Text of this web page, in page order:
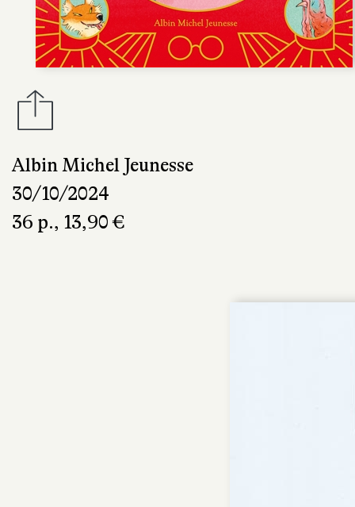
Albin Michel Jeunesse
30/10/2024
36 p., 13,90 €